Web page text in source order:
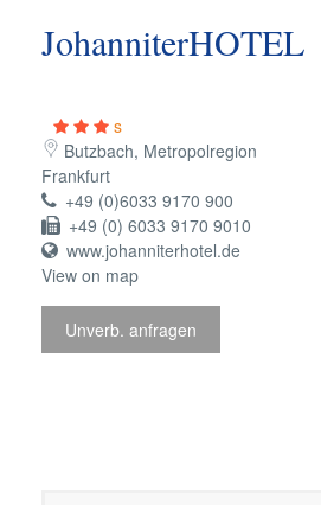
JohanniterHOTEL
s
Butzbach, Metropolregion
Frankfurt
+49 (0)6033 9170 900
+49 (0) 6033 9170 9010
www.johanniterhotel.de
View on map
Unverb. anfragen